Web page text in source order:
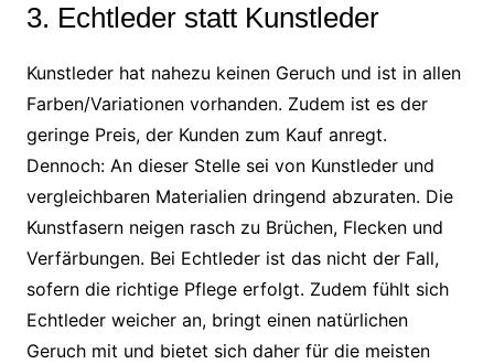
3. Echtleder statt Kunstleder
Kunstleder hat nahezu keinen Geruch und ist in allen
Farben/Variationen vorhanden. Zudem ist es der
geringe Preis, der Kunden zum Kauf anregt.
Dennoch: An dieser Stelle sei von Kunstleder und
vergleichbaren Materialien dringend abzuraten. Die
Kunstfasern neigen rasch zu Brüchen, Flecken und
Verfärbungen. Bei Echtleder ist das nicht der Fall,
sofern die richtige Pflege erfolgt. Zudem fühlt sich
Echtleder weicher an, bringt einen natürlichen
Geruch mit und bietet sich daher für die meisten